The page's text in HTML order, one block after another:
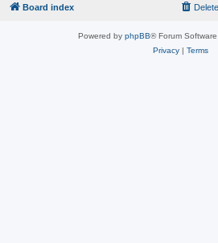
Board index
Powered by phpBB® Forum
Privacy| Terms